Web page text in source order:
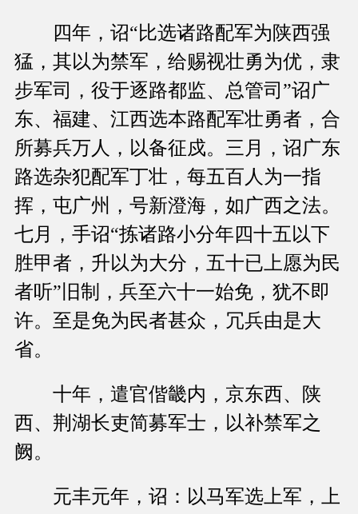
四年，诏“比选诸路配军为陕西强
猛，其以为禁军，给赐视壮勇为优，隶
步军司，役于逐路都监、总管司”诏广
东、福建、江西选本路配军壮勇者，合
所募兵万人，以备征戍。三月，诏广东
路选杂犯配军丁壮，每五百人为一指
挥，屯广州，号新澄海，如广西之法。
七月，手诏“拣诸路小分年四十五以下
胜甲者，升以为大分，五十已上愿为民
者听”旧制，兵至六十一始免，犹不即
许。至是免为民者甚众，冗兵由是大
省。
十年，遣官偕畿内，京东西、陕
西、荆湖长吏简募军士，以补禁军之
阙。
元丰元年，诏：以马军选上军，上